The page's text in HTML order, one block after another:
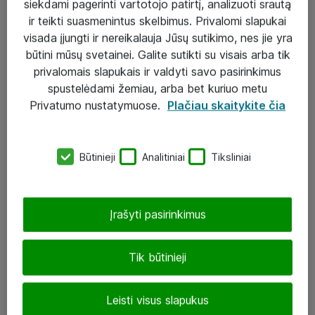
Sprendimai ir paslaugos
Paslaugos
Įgyvendinti projektai
J. Rutkausko g. 6, Vilnius
siekdami pagerinti vartotojo patirtį, analizuoti srautą
ir teikti suasmenintus skelbimus. Privalomi slapukai
visada įjungti ir nereikalauja Jūsų sutikimo, nes jie yra
būtini mūsų svetainei. Galite sutikti su visais arba tik
privalomais slapukais ir valdyti savo pasirinkimus
spustelėdami žemiau, arba bet kuriuo metu
Privatumo nustatymuose. Plačiau skaitykite čia
Būtinieji Analitiniai Tiksliniai
Tik būtinieji
Leisti visus slapukus
Įrašyti pasirinkimus